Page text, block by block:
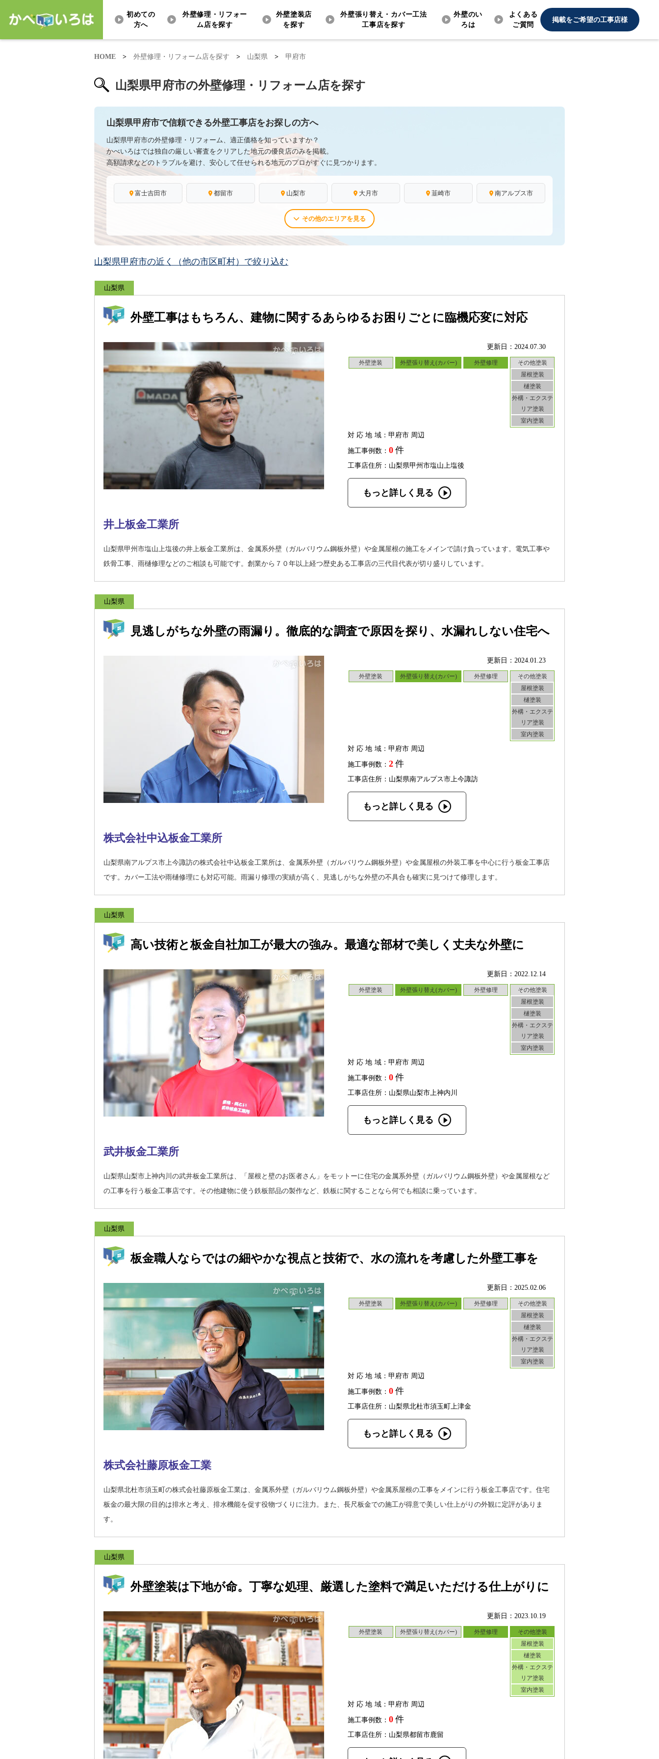
初めての
方へ
外壁修理・リフォー
ム店を探す
外壁塗装店
を探す
外壁張り替え・カバー工法
工事店を探す
外壁のい
ろは
よくある
ご質問
掲載をご希望の工事店様
HOME > 外壁修理・リフォーム店を探す > 山梨県 > 甲府市
山梨県甲府市の外壁修理・リフォーム店を探す
山梨県甲府市で信頼できる外壁工事店をお探しの方へ
山梨県甲府市の外壁修理・リフォーム、適正価格を知っていますか？
かべいろはでは独自の厳しい審査をクリアした地元の優良店のみを掲載。
高額請求などのトラブルを避け、安心して任せられる地元のプロがすぐに見つかります。
富士吉田市 都留市 山梨市 大月市 韮崎市 南アルプス市
その他のエリアを見る
山梨県甲府市の近く（他の市区町村）で絞り込む
山梨県
外壁工事はもちろん、建物に関するあらゆるお困りごとに臨機応変に対応
更新日：2024.07.30
外壁塗装 外壁張り替え(カバー) 外壁修理
その他塗装
屋根塗装
樋塗装
外構・エクステ
リア塗装
室内塗装
対応地域：甲府市 周辺
施工事例数： 0 件
工事店住所：山梨県甲州市塩山上塩後
もっと詳しく見る
井上板金工業所
山梨県甲州市塩山上塩後の井上板金工業所は、金属系外壁（ガルバリウム鋼板外壁）や金属屋根の施工をメインで請け負っています。電気工事や
鉄骨工事、雨樋修理などのご相談も可能です。創業から７０年以上経つ歴史ある工事店の三代目代表が切り盛りしています。
山梨県
見逃しがちな外壁の雨漏り。徹底的な調査で原因を探り、水漏れしない住宅へ
更新日：2024.01.23
外壁塗装 外壁張り替え(カバー) 外壁修理
その他塗装
屋根塗装
樋塗装
外構・エクステ
リア塗装
室内塗装
対応地域：甲府市 周辺
施工事例数： 2 件
工事店住所：山梨県南アルプス市上今諏訪
もっと詳しく見る
株式会社中込板金工業所
山梨県南アルプス市上今諏訪の株式会社中込板金工業所は、金属系外壁（ガルバリウム鋼板外壁）や金属屋根の外装工事を中心に行う板金工事店
です。カバー工法や雨樋修理にも対応可能。雨漏り修理の実績が高く、見逃しがちな外壁の不具合も確実に見つけて修理します。
山梨県
高い技術と板金自社加工が最大の強み。最適な部材で美しく丈夫な外壁に
更新日：2022.12.14
外壁塗装 外壁張り替え(カバー) 外壁修理
その他塗装
屋根塗装
樋塗装
外構・エクステ
リア塗装
室内塗装
対応地域：甲府市 周辺
施工事例数： 0 件
工事店住所：山梨県山梨市上神内川
もっと詳しく見る
武井板金工業所
山梨県山梨市上神内川の武井板金工業所は、「屋根と壁のお医者さん」をモットーに住宅の金属系外壁（ガルバリウム鋼板外壁）や金属屋根など
の工事を行う板金工事店です。その他建物に使う鉄板部品の製作など、鉄板に関することなら何でも相談に乗っています。
山梨県
板金職人ならではの細やかな視点と技術で、水の流れを考慮した外壁工事を
更新日：2025.02.06
外壁塗装 外壁張り替え(カバー) 外壁修理
その他塗装
屋根塗装
樋塗装
外構・エクステ
リア塗装
室内塗装
対応地域：甲府市 周辺
施工事例数： 0 件
工事店住所：山梨県北杜市須玉町上津金
もっと詳しく見る
株式会社藤原板金工業
山梨県北杜市須玉町の株式会社藤原板金工業は、金属系外壁（ガルバリウム鋼板外壁）や金属系屋根の工事をメインに行う板金工事店です。住宅
板金の最大限の目的は排水と考え、排水機能を促す役物づくりに注力。また、長尺板金での施工が得意で美しい仕上がりの外観に定評がありま
す。
山梨県
外壁塗装は下地が命。丁寧な処理、厳選した塗料で満足いただける仕上がりに
更新日：2023.10.19
外壁塗装 外壁張り替え(カバー) 外壁修理
その他塗装
屋根塗装
樋塗装
外構・エクステ
リア塗装
室内塗装
対応地域：甲府市 周辺
施工事例数： 0 件
工事店住所：山梨県都留市鹿留